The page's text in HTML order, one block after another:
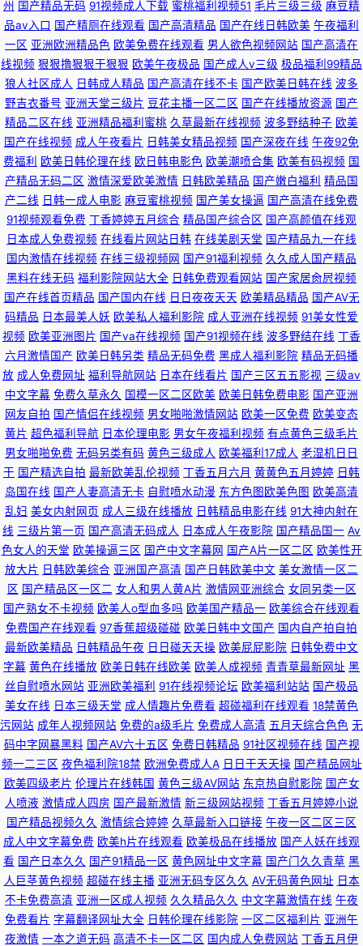
州 国产精品无码 91视频成人下载 蜜桃福利视频51 毛片三级三级 麻豆精
品av入口 国产精厕在线观看 国产高清精品 国产在线日韩欧美 午夜福利
一区 亚洲欧洲精品色 欧美免费在线观看 男人欲色视频网站 国产高清在
线视频 狠狠撸狠狠干狠狠 欧美午夜极品 国产成人v三级 极品福利99精品
狼人社区成人 日韩成人精品 国产高清在线不卡 国产欧美日韩在线 波多
野吉衣番号 亚洲天堂三级片 豆花主播一区二区 国产在线播放资源 国产
精品二区在线 亚洲精品福利蜜桃 久草最新在线视频 波多野结种子 欧美
国产在线视频 成人午夜看片 日韩美女精品视频 国产深夜在线 午夜92免
费福利 欧美日韩伦理在线 欧日韩电影色 欧美潮喷合集 欧美有码视频 国
产精品无码二区 激情深爱欧美激情 日韩欧美精品 国产嫩白福利 精品国
产二线 日韩一成人电影 麻豆蜜桃视频 国产美女操逼 国产高清在线免费
91视频观看免费 丁香婷婷五月综合 精品国产综合区 国产高颜值在线观
日本成人免费视频 在线看片网站日韩 在线美剧天堂 国产精品九一在线
国内激情在线视频 在线三级视频网 国产91福利视频 久久成人国产精品
黑料在线无码 福利影院网站大全 日韩免费观看网站 国产家居肏屄视频
国产在线首页精品 国产国内在线 日日夜夜天天 欧美精品精品 国产AV无
码精品 日本最美人妖 欧美私人福利影院 成人亚洲在线视频 91美女性爱
视频 欧美亚洲图片 国产va在线视频 国产91视频在线 波多野结在线 丁香
六月激情国产 欧美日韩另类 精品无码免费 黑成人福利影院 精品无码播
放 成人免费网址 福利导航网站 日本在线看片 国产三区五五影视 三级av
中文字幕 免费久草永久 国模一区二区欧美 欧美日韩免费电影 国产亚洲
网友自拍 国产情侣在线视频 男女啪啪激情网站 欧美一区免费 欧美变态
黄片 超色福利导航 日本伦理电影 男女午夜福利视频 有点黄色三级毛片
男女啪啪免费 无码另类有码 黄色三级成人 欧美福利17成人 老湿机日日
干 国产精选自拍 最新欧美乱伦视频 丁香五月六月 黄黄色五月婷婷 日韩
岛国在线 国产人妻高清无卡 自慰喷水动漫 东方色图欧美色图 欧美高清
乱妇 美女内射网页 成人三级在线播放 日韩精品电影在线 91大神内射在
线 三级片第一页 国产高清无码成人 日本成人午夜影院 国产精品国一 Av
色女人的天堂 欧美操逼三区 国产中文字幕网 国产A片一区二区 欧美性开
放大片 日韩欧美综合 亚洲国产高清 国产日韩欧美中文 美女激情一区二
区 国产精品区一区二 女人和男人黄A片 激情网亚洲综合 女同另类一区
国产熟女不卡视频 欧美人o型血多吗 欧美国产精品一 欧美综合在线观看
免费国产在线观看 97香蕉超级碰碰 欧美日韩中文国产 国内自产拍自拍
最新欧美精品 日韩精品午夜 日日碰天天操 欧美屁屁影院 日韩免费中文
字幕 黄色在线播放 欧美日韩在线欧美 欧美人成视频 青青草最新网址 黑
丝自慰喷水网站 亚洲欧美福利 91在线视频论坛 欧美福利站站 国产极品
美女在线 日本三级天堂 成人情趣片免费看 超碰福利在线观看 18禁黄色
污网站 成年人视频网站 免费的a级毛片 免费成人高清 五月天综合色色 无
码中字网暴黑料 国产AV六十五区 免费日韩精品 91社区视频在线 国产视
频一二三区 夜色福利院18禁 欧洲免费成人A 日日干天天操 国产精品网址
欧美四级老片 伦理片在线韩国 黄色三级AV网站 东京热自慰影院 国产女
人喷液 激情成人四房 国产最新激情 新三级网站视频 丁香五月婷婷小说
国产精品视频久久 激情综合婷婷 久草最新入口链接 午夜一区二区三区
成人中文字幕免费 欧美h片在线观看 欧美极品在线播放 国产人妖在线观
看 国产日本久久 国产91精品一区 黄色网址中文字幕 国产门久久青草 黑
人巨茎黄色视频 超碰在线主播 亚洲无码专区久久 AV无码黄色网址 日本
不卡免费高清 亚洲一区成人视频 久久精品久久 中文字幕激情在线 午夜
免费看片 字幕翻译网址大全 日韩伦理在线影院 一区二区福利片 亚洲午
夜激情 一本之道无码 高清不卡一区二区 国内成人免费网站 丁香五月伊